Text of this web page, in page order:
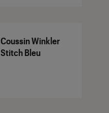
Coussin Winkler
Stitch Bleu